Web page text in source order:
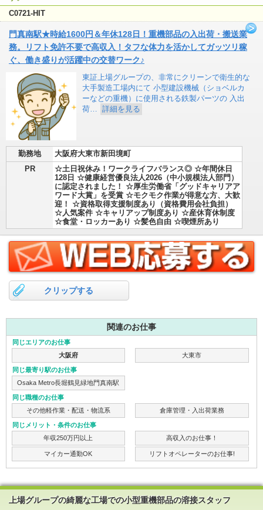
C0721-HIT
門真南駅★時給1600円＆年休128日！重機部品の入出荷・搬送業
務。リフト免許不要で高収入！タフな体力を活かしてガッツリ稼
ぐ、働き盛りが活躍中の交替ワーク♪
東証上場グループの、非常にクリーンで衛生的な
大手製造工場内にて 小型建設機械（ショベルカ
ーなどの重機）に使用される鉄製パーツの 入出
荷…
詳細を見る
勤務地
大阪府大東市新田境町
PR
☆土日祝休み！ワークライフバランス◎ ☆年間休日
128日 ☆健康経営優良法人2026（中小規模法人部門）
に認定されました！ ☆厚生労働省「グッドキャリアア
ワード大賞」を受賞 ☆モクモク作業が得意な方、大歓
迎！ ☆資格取得支援制度あり（資格費用会社負担）
☆人気案件 ☆キャリアップ制度あり ☆産休育休制度
☆食堂・ロッカーあり ☆髪色自由 ☆喫煙所あり
クリップする
関連のお仕事
同じエリアのお仕事
大阪府
大東市
同じ最寄り駅のお仕事
Osaka Metro長堀鶴見緑地門真南駅
同じ職種のお仕事
その他軽作業・配送・物流系
倉庫管理・入出荷業務
同じメリット・条件のお仕事
年収250万円以上
高収入のお仕事！
マイカー通勤OK リフトオペレーターのお仕事!
上場グループの綺麗な工場での小型重機部品の溶接スタッフ